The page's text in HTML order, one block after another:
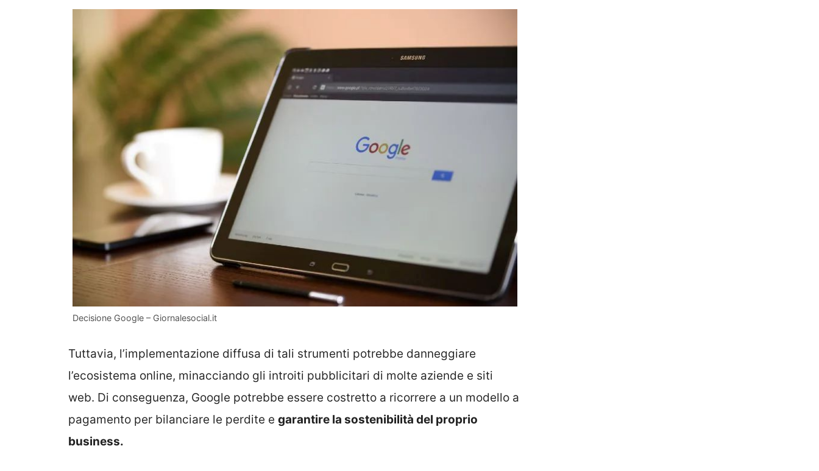
Decisione Google – Giornalesocial.it
Tuttavia, l’implementazione diffusa di tali strumenti potrebbe danneggiare
l’ecosistema online, minacciando gli introiti pubblicitari di molte aziende e siti
web. Di conseguenza, Google potrebbe essere costretto a ricorrere a un modello a
pagamento per bilanciare le perdite e garantire la sostenibilità del proprio
business.